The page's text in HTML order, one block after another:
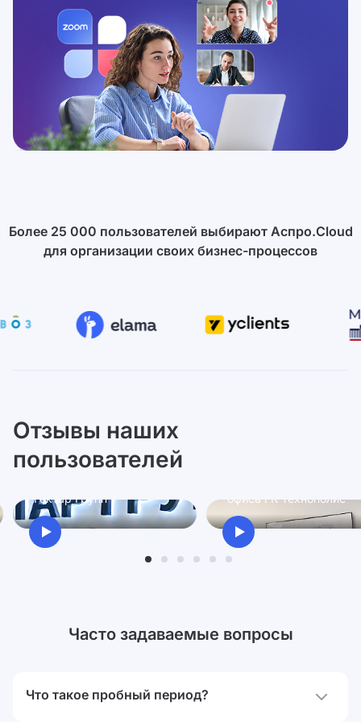
Более 25 000 пользователей выбирают Аспро.Cloud
для организации своих бизнес-процессов
Отзывы наших
пользователей
Ксения
Гектар Групп
офиса ГК Технополис
Часто задаваемые вопросы
Что такое пробный период?